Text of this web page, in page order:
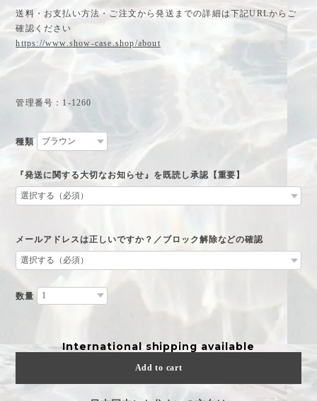
送料・お支払い方法・ご注文から発送までの詳細は下記URLからご
確認ください
https://www.show-case.shop/about
管理番号：1-1260
種類
『発送に関する大切なお知らせ』を既読し承認【重要】
メールアドレスは正しいですか？／ブロック解除などの確認
数量
International shipping available
Add to cart